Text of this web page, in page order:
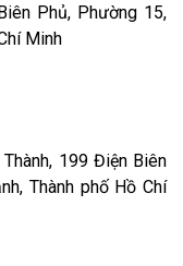
Phủ, Phường 15,
Minh
199 Điện Biên
Thành phố Hồ Chí